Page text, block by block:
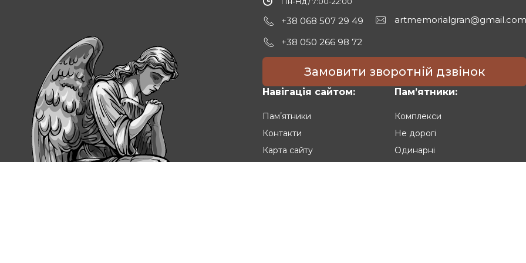
+38 068 507 29 49
+38 050 266 98 72
artmemorialgran@gmail.com
Замовити зворотній дзвінок
Навігація сайтом:
Памʼятники
Контакти
Карта сайту
Памʼятники:
Комплекси
Не дорогі
Одинарні